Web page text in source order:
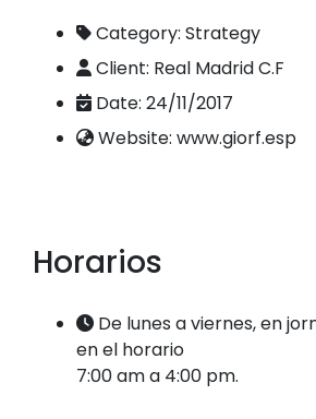
Category: Strategy
Client: Real Madrid C.F
Date: 24/11/2017
Website: www.giorf.esp
Horarios
De lunes a viernes, en
en el horario
7:00 am a 4:00 pm.